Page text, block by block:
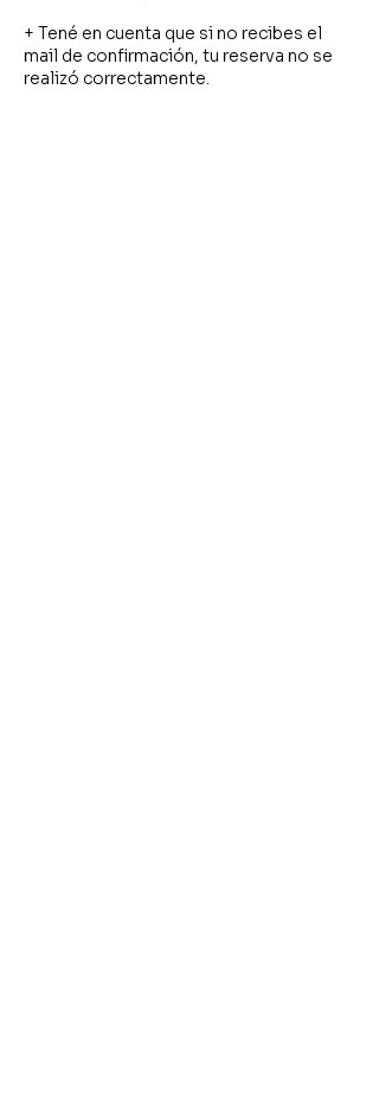
+ Tené en cuenta que si no recibes el
mail de confirmación, tu reserva no se
realizó correctamente.